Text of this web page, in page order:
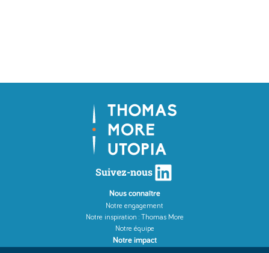
Suivez-nous
Nous connaître
Notre engagement
Notre inspiration : Thomas More
Notre équipe
Notre impact